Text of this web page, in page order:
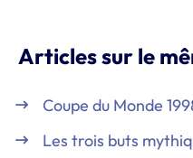
Articles sur le
Coupe du Monde
Les trois buts